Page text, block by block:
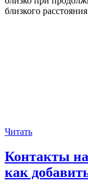
близкого
Читать
Контакты
как